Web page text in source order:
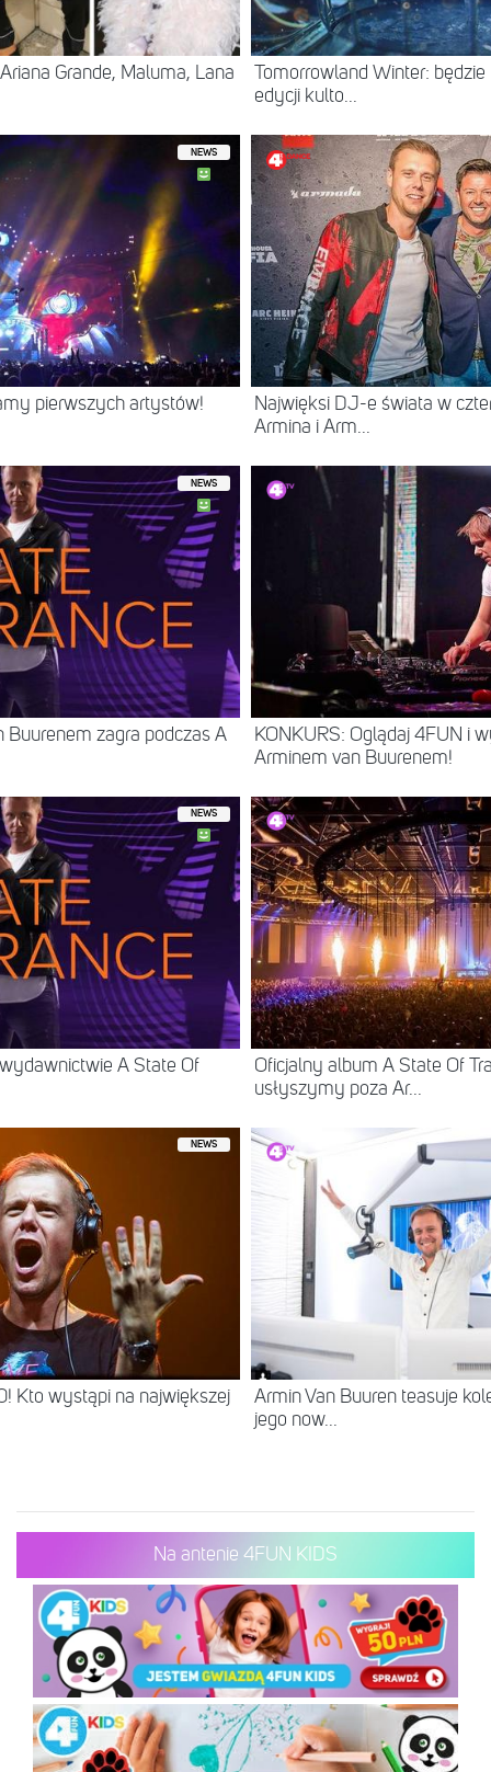
Grande, Maluma, Lana
Tomorrowland Winter:
edycji kulto...
NEWS
pierwszych artystów!
Najwięksi DJ-e świata w
Armina i Arm...
NEWS
zagra podczas A
KONKURS: Oglądaj 4FUN i
Arminem van Buurenem!
NEWS
A State Of
Oficjalny album A State Of
usłyszymy poza Ar...
NEWS
Kto wystąpi na największej
Armin Van Buuren teasuje
jego now...
Na antenie 4FUN KIDS